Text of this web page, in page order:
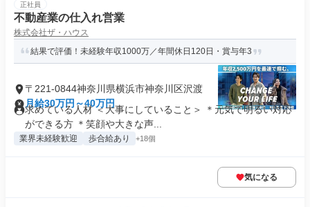
正社員
不動産業の仕入れ営業
株式会社ザ・ハウス
結果で評価！未経験年収1000万／年間休日120日・賞与年3
〒221-0844神奈川県横浜市神奈川区沢渡
月給30万円～40万円
求めている人材 ＜大事にしていること＞ ＊元気で明るい対応
ができる方 ＊笑顔や大きな声...
業界未経験歓迎 歩合給あり +18個
気になる